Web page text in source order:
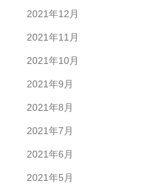
2021年12月
2021年11月
2021年10月
2021年9月
2021年8月
2021年7月
2021年6月
2021年5月